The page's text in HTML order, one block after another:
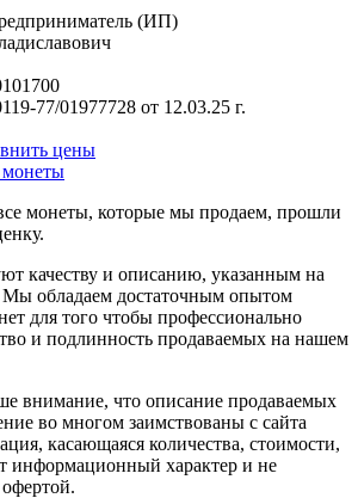
(ИП)
77/01977728 от 12.03.25 г.
цены
монеты, которые мы продаем, прошли
качеству и описанию, указанным на
Мы обладаем достаточным опытом
для того чтобы профессионально
и подлинность продаваемых на нашем
внимание, что описание продаваемых
во многом заимствованы с сайта
касающаяся количества, стоимости,
информационный характер и не